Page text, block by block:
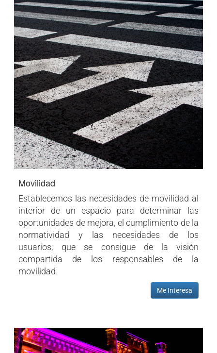
Movilidad
Establecemos las necesidades de movilidad al
interior de un espacio para determinar las
oportunidades de mejora, el cumplimiento de la
normatividad y las necesidades de los
usuarios; que se consigue de la visión
compartida de los responsables de la
movilidad.
Me Interesa